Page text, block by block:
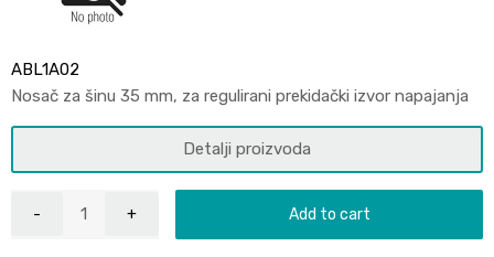
ABL1A02
Nosač za šinu 35 mm, za regulirani prekidački izvor napajanja
Detalji proizvoda
Add to cart